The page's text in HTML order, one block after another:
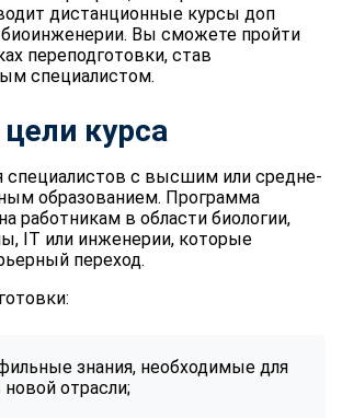
дистанционные курсы доп
. Вы сможете пройти
переподготовки, став
специалистом.
курса
специалистов с высшим или средне-
образованием. Программа
работникам в области биологии,
IT или инженерии, которые
переход.
знания, необходимые для
отрасли;